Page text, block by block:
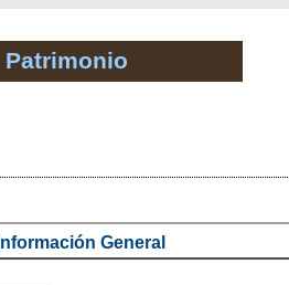
Patrimonio
Información General